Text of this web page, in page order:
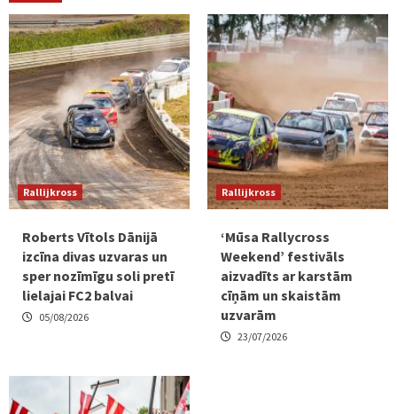
Rallijkross
Roberts Vītols Dānijā
izcīna divas uzvaras un
sper nozīmīgu soli pretī
lielajai FC2 balvai
05/08/2026
Rallijkross
‘Mūsa Rallycross
Weekend’ festivāls
aizvadīts ar karstām
cīņām un skaistām
uzvarām
23/07/2026